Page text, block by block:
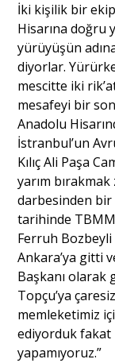
İki kişilik bir
Hisarına doğru
yürüyüşün
diyorlar.
mescitte iki
mesafeyi bir
Anadolu
İstranbul’un
Kılıç Ali Paşa
yarım
darbesinden bir
tarihinde TBMM
Ferruh
Ankara’ya gitti
Başkanı olarak
Topçu’ya
memleketimiz
ediyorduk fakat
yapamıyoruz.”